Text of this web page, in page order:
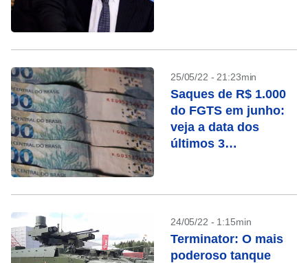
25/05/22 - 21:23min
Saques de R$ 1.000
do FGTS em junho:
veja a data dos
últimos 3
24/05/22 - 1:15min
Terminator: O mais
poderoso tanque